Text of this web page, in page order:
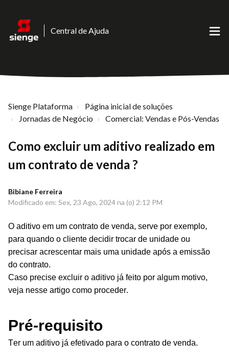
Central de Ajuda
Sienge Plataforma
Página inicial de soluções
Jornadas de Negócio
Comercial: Vendas e Pós-Vendas
Como excluir um aditivo realizado em
um contrato de venda ?
Bibiane Ferreira
Modificado em: Sex, 23 Ago, 2024 na (o) 2:12 PM
O aditivo em um contrato de venda, serve por exemplo,
para quando o c liente decidir trocar de unidade ou
precisar acrescentar mais uma unidade após a emissão
do contrato.
Caso precise excluir o aditivo já feito por algum motivo,
veja nesse artigo como proceder.
Pré-requisito
Ter um aditivo já efetivado para o contrato de venda.